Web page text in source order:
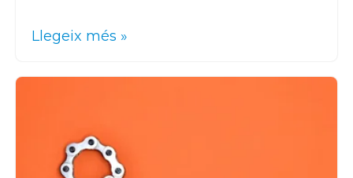
Llegeix més »